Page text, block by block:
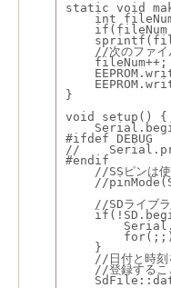
static void
int fileNum =
if(fileNum <
//次のファイ
fileNum++;
}
void setup() {
#ifdef DEBUG
//
#endif
//SSピンは使用
//
//SDライブラ
}
//日付と時刻を
//登録すること